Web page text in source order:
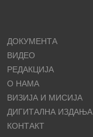
ДОКУМЕНТА
ВИДЕО
РЕДАКЦИЈА
О НАМА
ВИЗИЈА И МИСИЈА
ДИГИТАЛНА ИЗДАЊА
КОНТАКТ